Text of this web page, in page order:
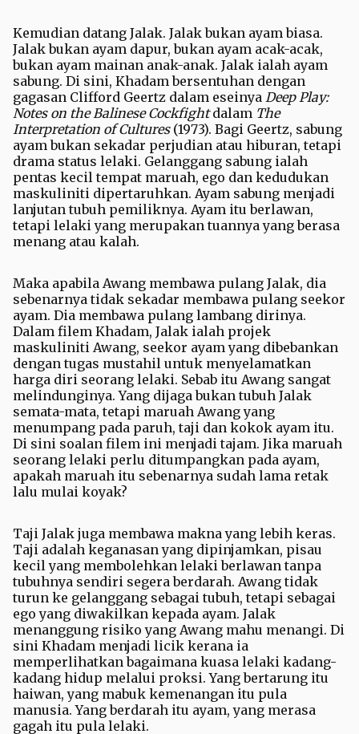
Kemudian datang Jalak. Jalak bukan ayam biasa.
Jalak bukan ayam dapur, bukan ayam acak-acak,
bukan ayam mainan anak-anak. Jalak ialah ayam
sabung. Di sini, Khadam bersentuhan dengan
gagasan Clifford Geertz dalam eseinya Deep Play:
Notes on the Balinese Cockfightdalam The
Interpretation of Cultures (1973). Bagi Geertz, sabung
ayam bukan sekadar perjudian atau hiburan, tetapi
drama status lelaki. Gelanggang sabung ialah
pentas kecil tempat maruah, ego dan kedudukan
maskuliniti dipertaruhkan. Ayam sabung menjadi
lanjutan tubuh pemiliknya. Ayam itu berlawan,
tetapi lelaki yang merupakan tuannya yang berasa
menang atau kalah.
Maka apabila Awang membawa pulang Jalak, dia
sebenarnya tidak sekadar membawa pulang seekor
ayam. Dia membawa pulang lambang dirinya.
Dalam filem Khadam, Jalak ialah projek
maskuliniti Awang, seekor ayam yang dibebankan
dengan tugas mustahil untuk menyelamatkan
harga diri seorang lelaki. Sebab itu Awang sangat
melindunginya. Yang dijaga bukan tubuh Jalak
semata-mata, tetapi maruah Awang yang
menumpang pada paruh, taji dan kokok ayam itu.
Di sini soalan filem ini menjadi tajam. Jika maruah
seorang lelaki perlu ditumpangkan pada ayam,
apakah maruah itu sebenarnya sudah lama retak
lalu mulai koyak?
Taji Jalak juga membawa makna yang lebih keras.
Taji adalah keganasan yang dipinjamkan, pisau
kecil yang membolehkan lelaki berlawan tanpa
tubuhnya sendiri segera berdarah. Awang tidak
turun ke gelanggang sebagai tubuh, tetapi sebagai
ego yang diwakilkan kepada ayam. Jalak
menanggung risiko yang Awang mahu menangi. Di
sini Khadam menjadi licik kerana ia
memperlihatkan bagaimana kuasa lelaki kadang-
kadang hidup melalui proksi. Yang bertarung itu
haiwan, yang mabuk kemenangan itu pula
manusia. Yang berdarah itu ayam, yang merasa
gagah itu pula lelaki.